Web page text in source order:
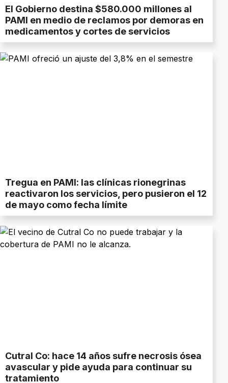
El Gobierno destina $580.000 millones al
PAMI en medio de reclamos por demoras en
medicamentos y cortes de servicios
Tregua en PAMI: las clínicas rionegrinas
reactivaron los servicios, pero pusieron el 12
de mayo como fecha límite
Cutral Co: hace 14 años sufre necrosis ósea
avascular y pide ayuda para continuar su
tratamiento